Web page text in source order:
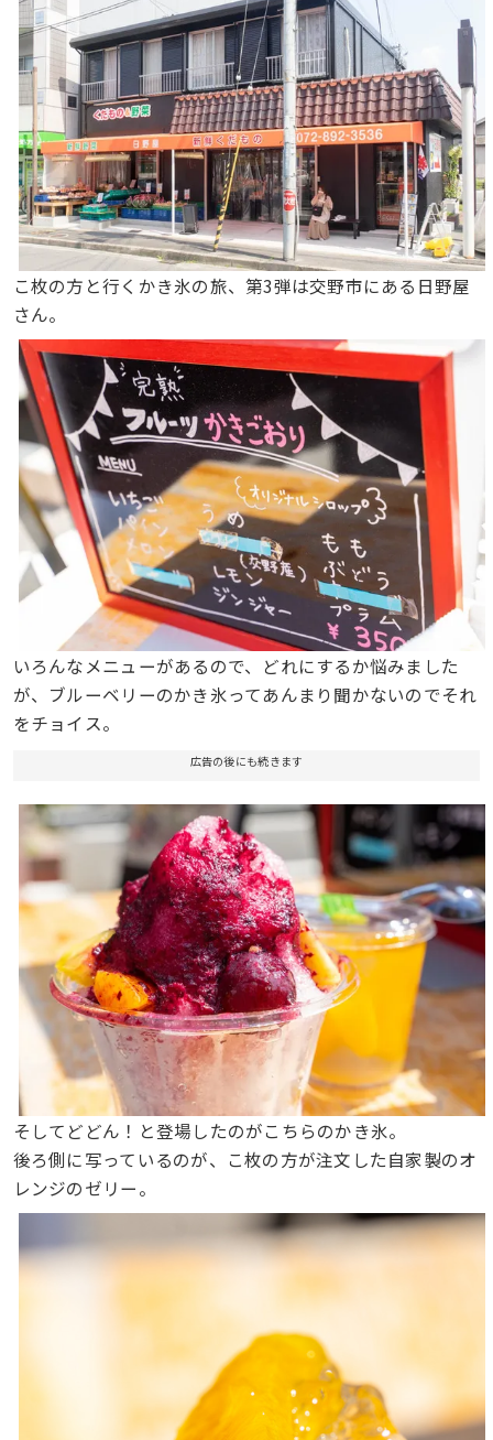
こ枚の方と行くかき氷の旅、第3弾は交野市にある日野屋
さん。
いろんなメニューがあるので、どれにするか悩みました
が、ブルーベリーのかき氷ってあんまり聞かないのでそれ
をチョイス。
広告の後にも続きます
そしてどどん！と登場したのがこちらのかき氷。
後ろ側に写っているのが、こ枚の方が注文した自家製のオ
レンジのゼリー。